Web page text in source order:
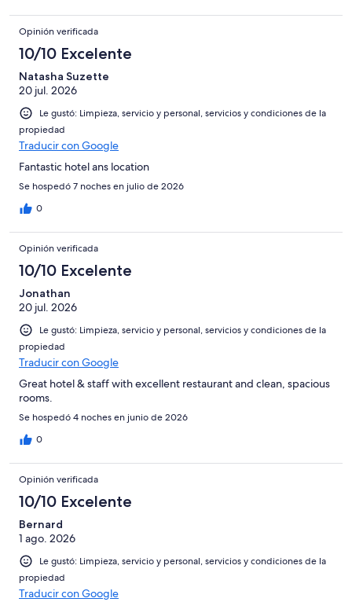
Opinión verificada
10/10 Excelente
Natasha Suzette
20 jul. 2026
Le gustó: Limpieza, servicio y personal, servicios y condiciones de la
propiedad
Traducir con Google
Fantastic hotel ans location
Se hospedó 7 noches en julio de 2026
0
Opinión verificada
10/10 Excelente
Jonathan
20 jul. 2026
Le gustó: Limpieza, servicio y personal, servicios y condiciones de la
propiedad
Traducir con Google
Great hotel & staff with excellent restaurant and clean, spacious
rooms.
Se hospedó 4 noches en junio de 2026
0
Opinión verificada
10/10 Excelente
Bernard
1 ago. 2026
Le gustó: Limpieza, servicio y personal, servicios y condiciones de la
propiedad
Traducir con Google